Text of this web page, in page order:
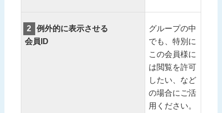
2
例外的に表示させる
会員ID
グループの中
でも、特別に
この会員様に
は閲覧を許可
したい、など
の場合にご活
用ください。